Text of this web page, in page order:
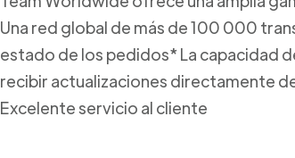
Una red global de más de 100 000
estado de los pedidos* La capacidad
recibir actualizaciones directamente
Excelente servicio al cliente